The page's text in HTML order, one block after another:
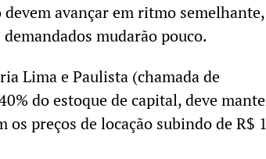
avançar em ritmo
mudarão pouco.
Lima e Paulista (chamada de
do estoque de capital, deve
os preços de locação subindo de R$